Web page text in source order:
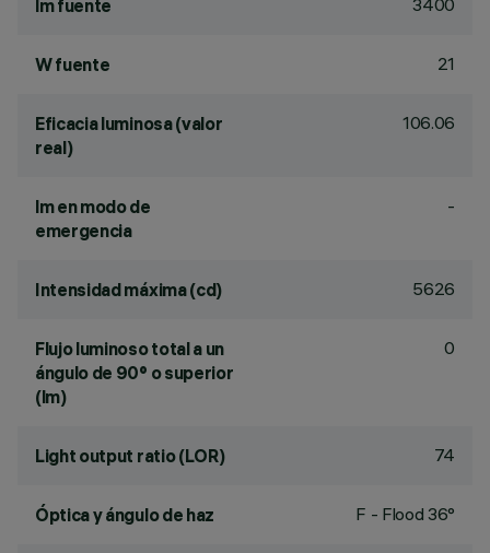
lm fuente 3400
W fuente 21
Eficacia luminosa (valor
real)
106.06
lm en modo de
emergencia
-
Intensidad máxima (cd) 5626
Flujo luminoso total a un
ángulo de 90° o superior
(lm)
0
Light output ratio (LOR) 74
Óptica y ángulo de haz F - Flood 36°